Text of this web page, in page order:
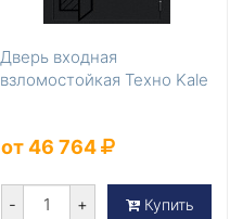
Дверь входная
взломостойкая Техно Kale
от 46 764
- + Купить